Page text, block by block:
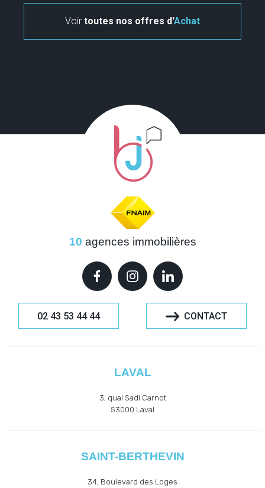
jardin, ou encore maisons à rénover pour les amateurs de
Vous cherchez une maison en Mayenne ? Consultez nos
annonces régulièrement pour ne manquer aucune offre. Notre
équipe est à votre disposition pour vous accompagner dans
votre projet. Que vous cherchiez une maison avec une grande
salle à manger, une cuisine équipée ou un terrain arboré, nous
vous aiderons à concrétiser votre rêve immobilier.
Voir toutes nos offres d'Achat
10 agences immobilières
02 43 53 44 44 CONTACT
LAVAL
3, quai Sadi Carnot
53000 Laval
SAINT-BERTHEVIN
34, Boulevard des Loges